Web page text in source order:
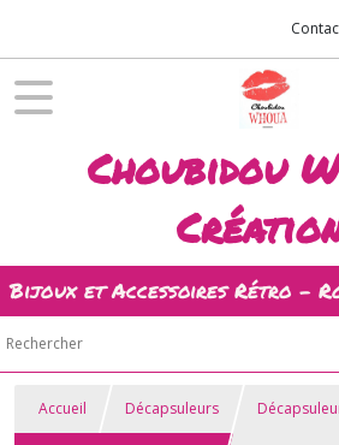
Choubidou
Bijoux et Accessoires Rétro -
Accueil Décapsuleurs